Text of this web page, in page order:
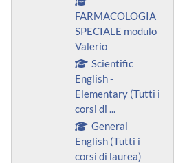
FARMACOLOGIA
SPECIALE modulo
Valerio
Scientific
English -
Elementary (Tutti i
corsi di ...
General
English (Tutti i
corsi di laurea)